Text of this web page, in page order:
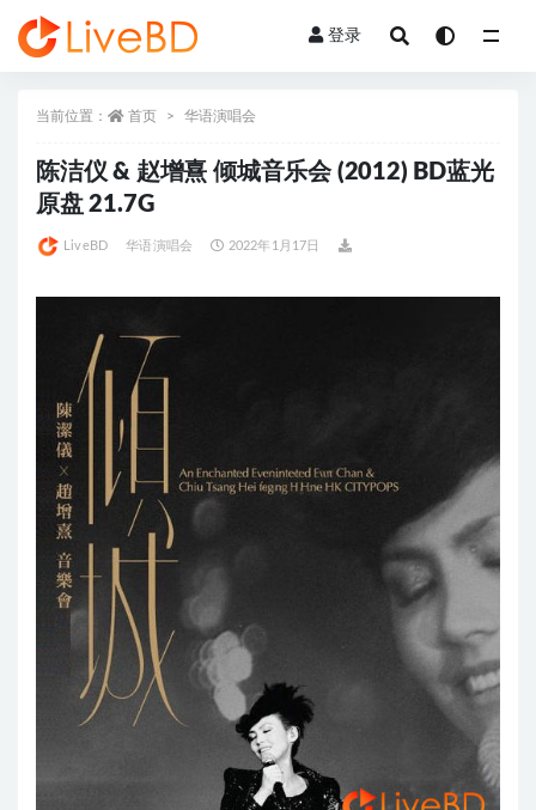
登录
当前位置： 首页 华语演唱会
陈洁仪 & 赵增熹 倾城音乐会 (2012) BD蓝光
原盘 21.7G
LiveBD 华语演唱会 2022年1月17日